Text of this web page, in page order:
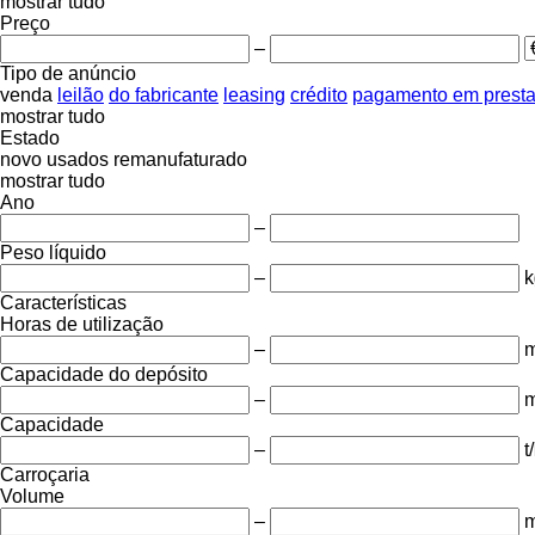
Preço
–
Tipo de anúncio
venda leilão do fabricante leasing crédito pagamento em
mostrar tudo
Estado
novo usados remanufaturado
mostrar tudo
Ano
–
Peso líquido
–
Características
Horas de utilização
–
Capacidade do depósito
–
Capacidade
–
Carroçaria
Volume
–